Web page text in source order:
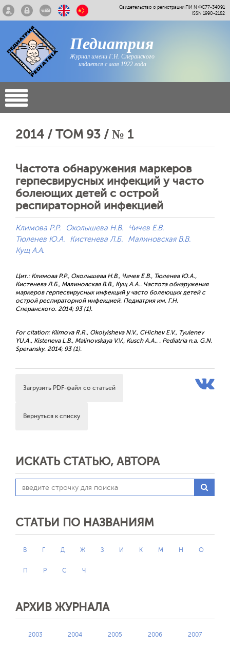
Свидетельство о регистрации ПИ N ФС77-34091
ISSN 1990-2182
Педиатрия
Журнал имени Г.Н. Сперанского
издается с мая 1922 года
2014 / ТОМ 93 / № 1
Частота обнаружения маркеров
герпесвирусных инфекций у часто
болеющих детей с острой
респираторной инфекцией
Климова Р.Р. Околышева Н.В.
Чичев Е.В.
Тюленев Ю.А.
Кистенева Л.Б.
Малиновская В.В.
Кущ А.А.
Цит.: Климова Р.Р., Околышева Н.В., Чичев Е.В., Тюленев Ю.А.,
Кистенева Л.Б., Малиновская В.В., Кущ А.А.. Частота обнаружения
маркеров герпесвирусных инфекций у часто болеющих детей с
острой респираторной инфекцией. Педиатрия им. Г.Н.
Сперанского. 2014; 93 (1).
For citation: Klimova R.R., Okolyisheva N.V., CHichev E.V., Tyulenev
YU.A., Kisteneva L.B., Malinovskaya V.V., Kusch A.A.. . Pediatria n.a. G.N.
Speransky. 2014; 93 (1).
Загрузить PDF-файл со статьей
Вернуться к списку
ИСКАТЬ СТАТЬЮ, АВТОРА
СТАТЬИ ПО НАЗВАНИЯМ
В Г Д Ж З И К М Н О
П Р С Ч
АРХИВ ЖУРНАЛА
2003 2004 2005 2006 2007